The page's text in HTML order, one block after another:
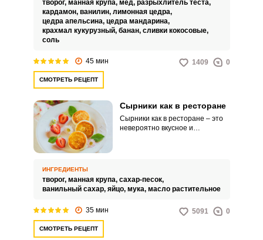
творог, манная крупа, мёд, разрыхлитель теста,
кардамон, ванилин, лимонная цедра,
цедра апельсина, цедра мандарина,
крахмал кукурузный, банан, сливки кокосовые,
соль
45 мин 1409 0
СМОТРЕТЬ РЕЦЕПТ
Сырники как в ресторане
Сырники как в ресторане – это
невероятно вкусное и
условиях сможет каждый.
ИНГРЕДИЕНТЫ
творог, манная крупа, сахар-песок,
ванильный сахар, яйцо, мука, масло растительное
35 мин 5091 0
СМОТРЕТЬ РЕЦЕПТ